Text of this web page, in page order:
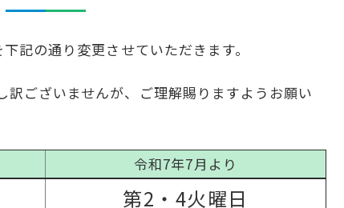
記の通り変更させていただきます。
訳ございませんが、ご理解賜りますようお願い
令和7年7月より
第2・4火曜日